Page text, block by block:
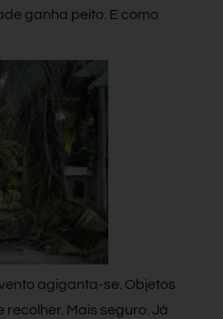
ganha peito. E como
agiganta-se. Objetos
Mais seguro. Já